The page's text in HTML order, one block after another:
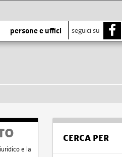
persone e uffici seguici su
e la
CERCA PER